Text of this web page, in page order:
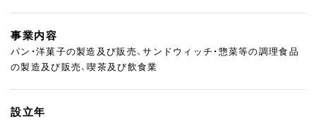
事業内容
パン・洋菓子の製造及び販売、サンドウィッチ・惣菜等の調理食品
の製造及び販売、喫茶及び飲食業
設立年